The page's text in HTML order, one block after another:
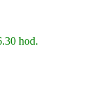
hod.